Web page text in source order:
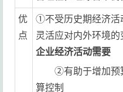
优
点
①不受历史期经济活
灵活应对内外环境的
企业经济活动需要
②有助于增加预
算控制